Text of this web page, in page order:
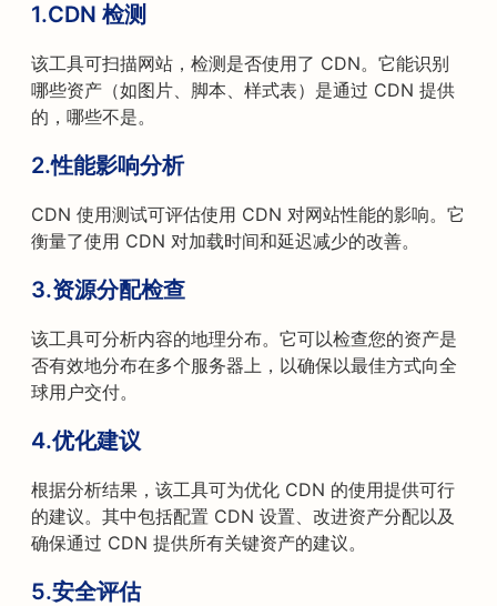
1.CDN 检测
该工具可扫描网站，检测是否使用了 CDN。它能识别
哪些资产（如图片、脚本、样式表）是通过 CDN 提供
的，哪些不是。
2.性能影响分析
CDN 使用测试可评估使用 CDN 对网站性能的影响。它
衡量了使用 CDN 对加载时间和延迟减少的改善。
3.资源分配检查
该工具可分析内容的地理分布。它可以检查您的资产是
否有效地分布在多个服务器上，以确保以最佳方式向全
球用户交付。
4.优化建议
根据分析结果，该工具可为优化 CDN 的使用提供可行
的建议。其中包括配置 CDN 设置、改进资产分配以及
确保通过 CDN 提供所有关键资产的建议。
5.安全评估